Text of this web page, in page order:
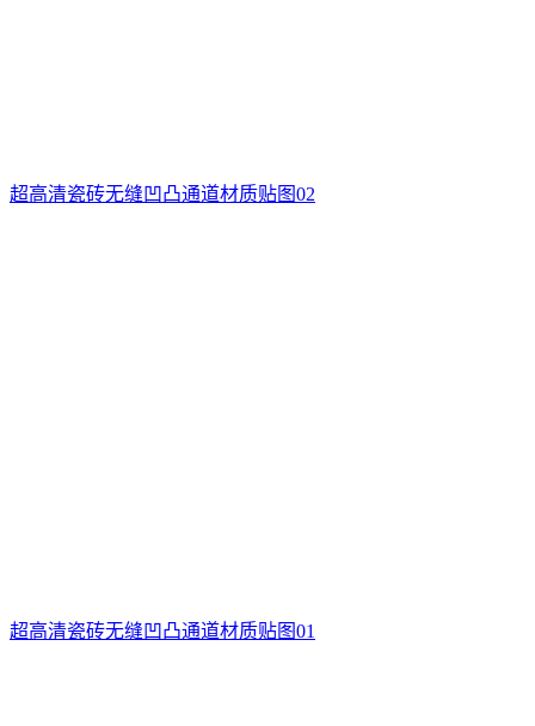
超高清瓷砖无缝凹凸通道材质贴图02
超高清瓷砖无缝凹凸通道材质贴图01